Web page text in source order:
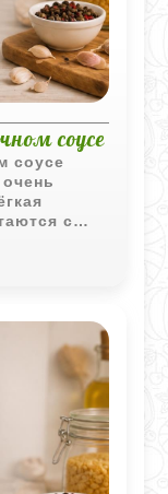
соусе
соусе
с